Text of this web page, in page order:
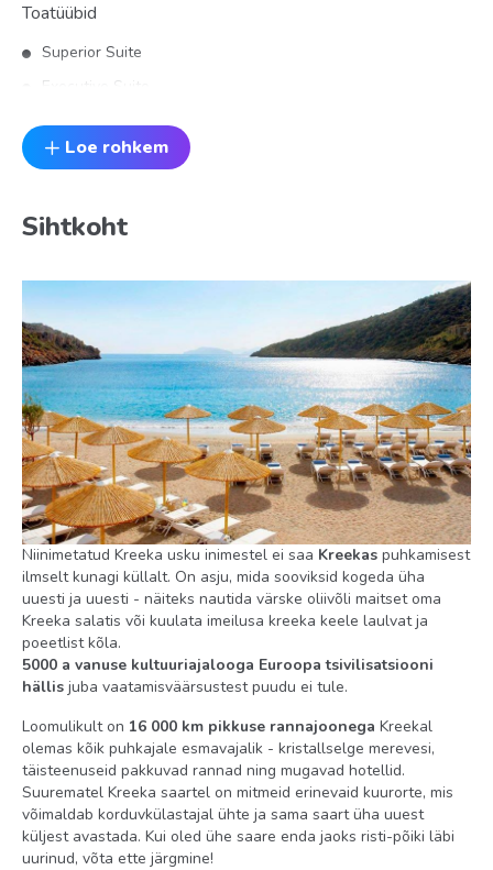
Toatüübid
Superior Suite
Executive Suite
De-luxe Suite
Standard
BB
HB
Toas
seif: toas, tasuta
voodipesu vahetus: igapäevaselt
konditsioneer: individuaalne
toateenindus: tasuline
rätikute vahetus: igapäevaselt
telefon
põrand: laminaat
tubade koristamine: igapäevaselt
sussid
föön: olemas
minibaar
TV: satelliit
Internet: Wi-Fi, tasuline
Loe rohkem
Sihtkoht
Niinimetatud Kreeka usku inimestel ei saa Kreekas puhkamisest
ilmselt kunagi küllalt. On asju, mida sooviksid kogeda üha
uuesti ja uuesti - näiteks nautida värske oliivõli maitset oma
Kreeka salatis või kuulata imeilusa kreeka keele laulvat ja
poeetlist kõla.
5000 a vanuse kultuuriajalooga Euroopa tsivilisatsiooni
hällis juba vaatamisväärsustest puudu ei tule.
Loomulikult on 16 000 km pikkuse rannajoonega Kreekal
olemas kõik puhkajale esmavajalik - kristallselge merevesi,
täisteenuseid pakkuvad rannad ning mugavad hotellid.
Suurematel Kreeka saartel on mitmeid erinevaid kuurorte, mis
võimaldab korduvkülastajal ühte ja sama saart üha uuest
küljest avastada. Kui oled ühe saare enda jaoks risti-põiki läbi
uurinud, võta ette järgmine!